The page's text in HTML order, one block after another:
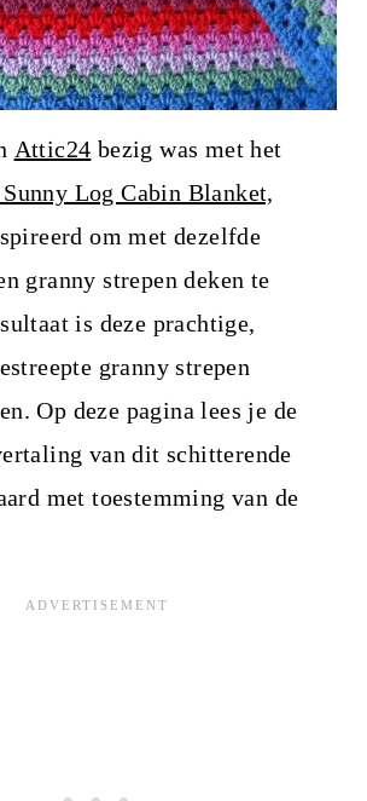
Attic24 bezig was met het
Sunny Log Cabin Blanket,
om met dezelfde
granny strepen deken te
is deze prachtige,
granny strepen
Op deze pagina lees je de
van dit schitterende
met toestemming van de